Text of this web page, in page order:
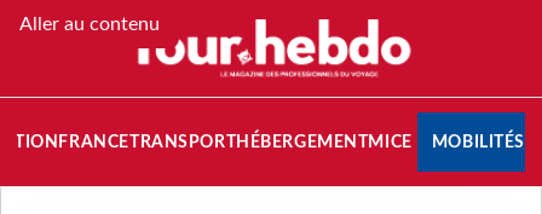
Aller au contenu
FRANCETRANSPORT HÉBERGEMENTMICE MOBILITÉS